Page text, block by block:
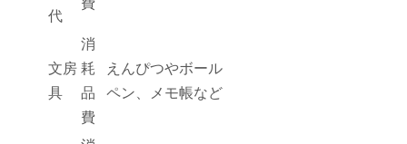
代
費
文房
具
消
耗
品
費
えんぴつやボール
ペン、メモ帳など